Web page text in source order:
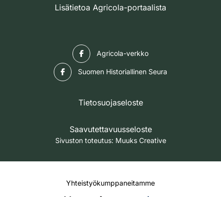
Lisätietoa Agricola-portaalista
Agricola-verkko
Suomen Historiallinen Seura
Tietosuojaseloste
Saavutettavuusseloste
Sivuston toteutus: Muuks Creative
Yhteistyökumppaneitamme